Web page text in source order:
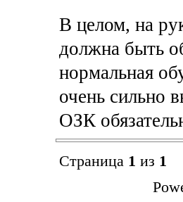
В целом, на
должна быть
нормальная
очень сильно
ОЗК
Страница 1 из 1